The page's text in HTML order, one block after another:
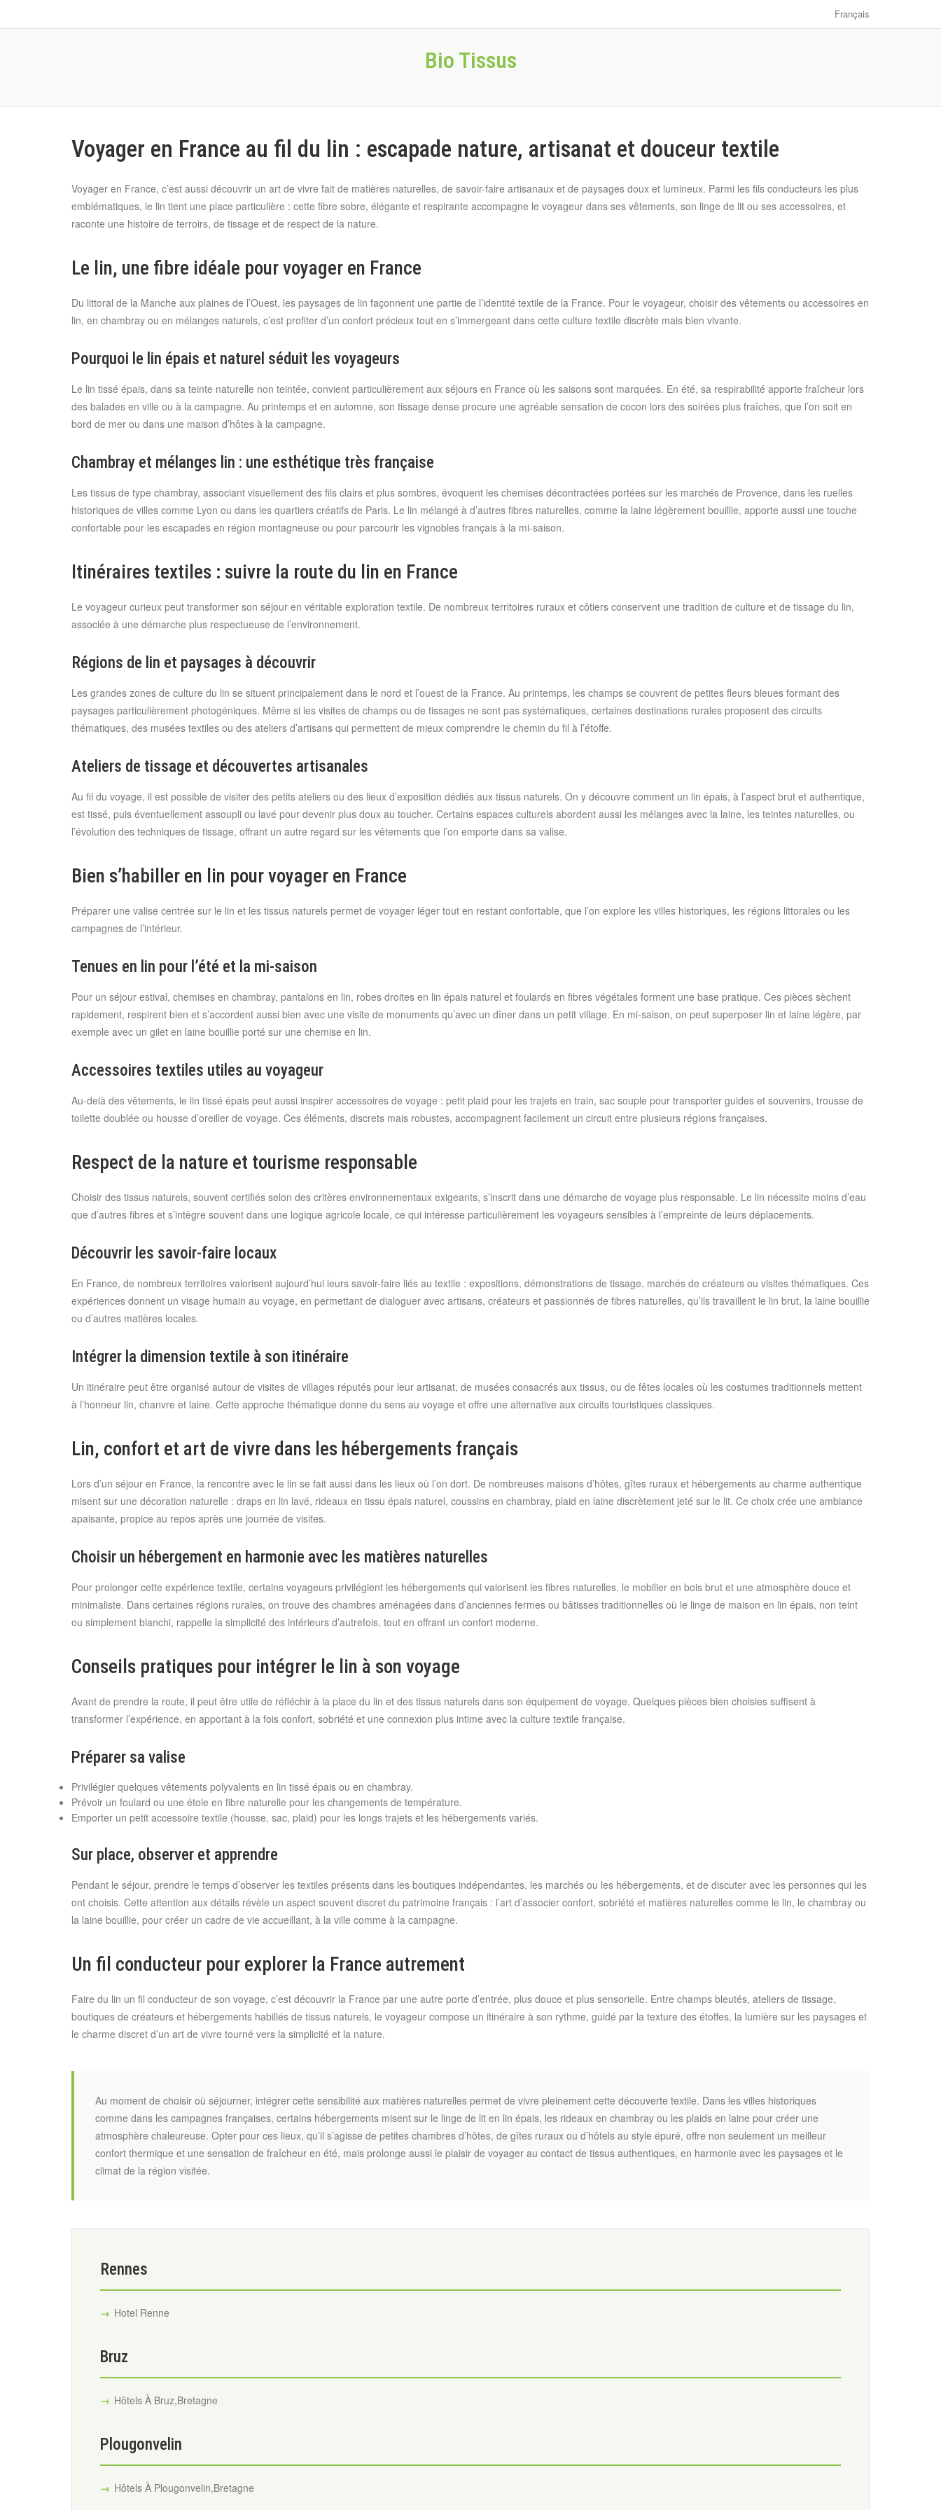
Français
Bio Tissus
Voyager en France au fil du lin : escapade nature, artisanat et douceur textile
Voyager en France, c’est aussi découvrir un art de vivre fait de matières naturelles, de savoir-faire artisanaux et de paysages doux et lumineux. Parmi les fils conducteurs les plus
emblématiques, le lin tient une place particulière : cette fibre sobre, élégante et respirante accompagne le voyageur dans ses vêtements, son linge de lit ou ses accessoires, et
raconte une histoire de terroirs, de tissage et de respect de la nature.
Le lin, une fibre idéale pour voyager en France
Du littoral de la Manche aux plaines de l’Ouest, les paysages de lin façonnent une partie de l’identité textile de la France. Pour le voyageur, choisir des vêtements ou accessoires en
lin, en chambray ou en mélanges naturels, c’est profiter d’un confort précieux tout en s’immergeant dans cette culture textile discrète mais bien vivante.
Pourquoi le lin épais et naturel séduit les voyageurs
Le lin tissé épais, dans sa teinte naturelle non teintée, convient particulièrement aux séjours en France où les saisons sont marquées. En été, sa respirabilité apporte fraîcheur lors
des balades en ville ou à la campagne. Au printemps et en automne, son tissage dense procure une agréable sensation de cocon lors des soirées plus fraîches, que l’on soit en
bord de mer ou dans une maison d’hôtes à la campagne.
Chambray et mélanges lin : une esthétique très française
Les tissus de type chambray, associant visuellement des fils clairs et plus sombres, évoquent les chemises décontractées portées sur les marchés de Provence, dans les ruelles
historiques de villes comme Lyon ou dans les quartiers créatifs de Paris. Le lin mélangé à d’autres fibres naturelles, comme la laine légèrement bouillie, apporte aussi une touche
confortable pour les escapades en région montagneuse ou pour parcourir les vignobles français à la mi-saison.
Itinéraires textiles : suivre la route du lin en France
Le voyageur curieux peut transformer son séjour en véritable exploration textile. De nombreux territoires ruraux et côtiers conservent une tradition de culture et de tissage du lin,
associée à une démarche plus respectueuse de l’environnement.
Régions de lin et paysages à découvrir
Les grandes zones de culture du lin se situent principalement dans le nord et l’ouest de la France. Au printemps, les champs se couvrent de petites fleurs bleues formant des
paysages particulièrement photogéniques. Même si les visites de champs ou de tissages ne sont pas systématiques, certaines destinations rurales proposent des circuits
thématiques, des musées textiles ou des ateliers d’artisans qui permettent de mieux comprendre le chemin du fil à l’étoffe.
Ateliers de tissage et découvertes artisanales
Au fil du voyage, il est possible de visiter des petits ateliers ou des lieux d’exposition dédiés aux tissus naturels. On y découvre comment un lin épais, à l’aspect brut et authentique,
est tissé, puis éventuellement assoupli ou lavé pour devenir plus doux au toucher. Certains espaces culturels abordent aussi les mélanges avec la laine, les teintes naturelles, ou
l’évolution des techniques de tissage, offrant un autre regard sur les vêtements que l’on emporte dans sa valise.
Bien s’habiller en lin pour voyager en France
Préparer une valise centrée sur le lin et les tissus naturels permet de voyager léger tout en restant confortable, que l’on explore les villes historiques, les régions littorales ou les
campagnes de l’intérieur.
Tenues en lin pour l’été et la mi-saison
Pour un séjour estival, chemises en chambray, pantalons en lin, robes droites en lin épais naturel et foulards en fibres végétales forment une base pratique. Ces pièces sèchent
rapidement, respirent bien et s’accordent aussi bien avec une visite de monuments qu’avec un dîner dans un petit village. En mi-saison, on peut superposer lin et laine légère, par
exemple avec un gilet en laine bouillie porté sur une chemise en lin.
Accessoires textiles utiles au voyageur
Au-delà des vêtements, le lin tissé épais peut aussi inspirer accessoires de voyage : petit plaid pour les trajets en train, sac souple pour transporter guides et souvenirs, trousse de
toilette doublée ou housse d’oreiller de voyage. Ces éléments, discrets mais robustes, accompagnent facilement un circuit entre plusieurs régions françaises.
Respect de la nature et tourisme responsable
Choisir des tissus naturels, souvent certifiés selon des critères environnementaux exigeants, s’inscrit dans une démarche de voyage plus responsable. Le lin nécessite moins d’eau
que d’autres fibres et s’intègre souvent dans une logique agricole locale, ce qui intéresse particulièrement les voyageurs sensibles à l’empreinte de leurs déplacements.
Découvrir les savoir-faire locaux
En France, de nombreux territoires valorisent aujourd’hui leurs savoir-faire liés au textile : expositions, démonstrations de tissage, marchés de créateurs ou visites thématiques. Ces
expériences donnent un visage humain au voyage, en permettant de dialoguer avec artisans, créateurs et passionnés de fibres naturelles, qu’ils travaillent le lin brut, la laine bouillie
ou d’autres matières locales.
Intégrer la dimension textile à son itinéraire
Un itinéraire peut être organisé autour de visites de villages réputés pour leur artisanat, de musées consacrés aux tissus, ou de fêtes locales où les costumes traditionnels mettent
à l’honneur lin, chanvre et laine. Cette approche thématique donne du sens au voyage et offre une alternative aux circuits touristiques classiques.
Lin, confort et art de vivre dans les hébergements français
Lors d’un séjour en France, la rencontre avec le lin se fait aussi dans les lieux où l’on dort. De nombreuses maisons d’hôtes, gîtes ruraux et hébergements au charme authentique
misent sur une décoration naturelle : draps en lin lavé, rideaux en tissu épais naturel, coussins en chambray, plaid en laine discrètement jeté sur le lit. Ce choix crée une ambiance
apaisante, propice au repos après une journée de visites.
Choisir un hébergement en harmonie avec les matières naturelles
Pour prolonger cette expérience textile, certains voyageurs privilégient les hébergements qui valorisent les fibres naturelles, le mobilier en bois brut et une atmosphère douce et
minimaliste. Dans certaines régions rurales, on trouve des chambres aménagées dans d’anciennes fermes ou bâtisses traditionnelles où le linge de maison en lin épais, non teint
ou simplement blanchi, rappelle la simplicité des intérieurs d’autrefois, tout en offrant un confort moderne.
Conseils pratiques pour intégrer le lin à son voyage
Avant de prendre la route, il peut être utile de réfléchir à la place du lin et des tissus naturels dans son équipement de voyage. Quelques pièces bien choisies suffisent à
transformer l’expérience, en apportant à la fois confort, sobriété et une connexion plus intime avec la culture textile française.
Préparer sa valise
Privilégier quelques vêtements polyvalents en lin tissé épais ou en chambray.
Prévoir un foulard ou une étole en fibre naturelle pour les changements de température.
Emporter un petit accessoire textile (housse, sac, plaid) pour les longs trajets et les hébergements variés.
Sur place, observer et apprendre
Pendant le séjour, prendre le temps d’observer les textiles présents dans les boutiques indépendantes, les marchés ou les hébergements, et de discuter avec les personnes qui les
ont choisis. Cette attention aux détails révèle un aspect souvent discret du patrimoine français : l’art d’associer confort, sobriété et matières naturelles comme le lin, le chambray ou
la laine bouillie, pour créer un cadre de vie accueillant, à la ville comme à la campagne.
Un fil conducteur pour explorer la France autrement
Faire du lin un fil conducteur de son voyage, c’est découvrir la France par une autre porte d’entrée, plus douce et plus sensorielle. Entre champs bleutés, ateliers de tissage,
boutiques de créateurs et hébergements habillés de tissus naturels, le voyageur compose un itinéraire à son rythme, guidé par la texture des étoffes, la lumière sur les paysages et
le charme discret d’un art de vivre tourné vers la simplicité et la nature.
Au moment de choisir où séjourner, intégrer cette sensibilité aux matières naturelles permet de vivre pleinement cette découverte textile. Dans les villes historiques
comme dans les campagnes françaises, certains hébergements misent sur le linge de lit en lin épais, les rideaux en chambray ou les plaids en laine pour créer une
atmosphère chaleureuse. Opter pour ces lieux, qu’il s’agisse de petites chambres d’hôtes, de gîtes ruraux ou d’hôtels au style épuré, offre non seulement un meilleur
confort thermique et une sensation de fraîcheur en été, mais prolonge aussi le plaisir de voyager au contact de tissus authentiques, en harmonie avec les paysages et le
climat de la région visitée.
Rennes
Hotel Renne
Bruz
Hôtels À Bruz,Bretagne
Plougonvelin
Hôtels À Plougonvelin,Bretagne